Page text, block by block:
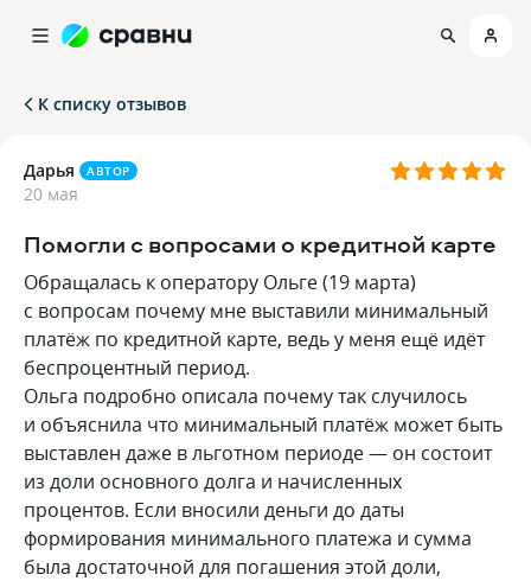
К списку отзывов
Дарья АВТОР
20 мая
Помогли с вопросами о кредитной карте
Обращалась к оператору Ольге (19 марта)
с вопросам почему мне выставили минимальный
платёж по кредитной карте, ведь у меня ещё идёт
беспроцентный период.
Ольга подробно описала почему так случилось
и объяснила что минимальный платёж может быть
выставлен даже в льготном периоде — он состоит
из доли основного долга и начисленных
процентов. Если вносили деньги до даты
формирования минимального платежа и сумма
была достаточной для погашения этой доли,